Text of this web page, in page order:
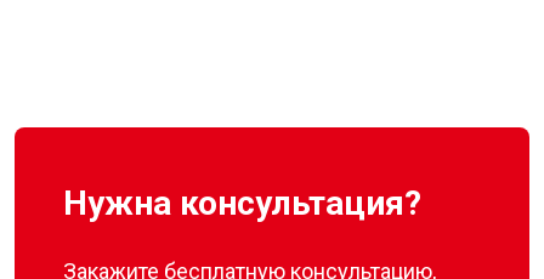
Нужна консультация?
Закажите бесплатную консультацию,